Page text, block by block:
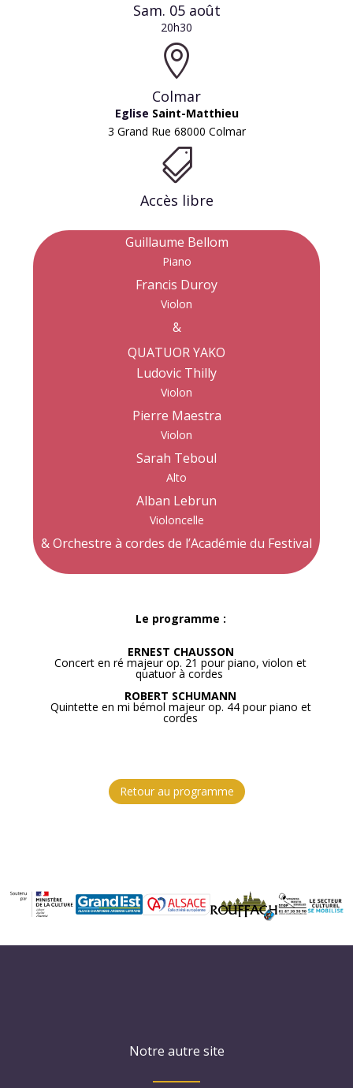
Sam. 05 août
20h30

Colmar
Eglise Saint-Matthieu
3 Grand Rue 68000 Colmar

Accès libre
Guillaume Bellom
Piano
Francis Duroy
Violon
&
QUATUOR YAKO
Ludovic Thilly
Violon
Pierre Maestra
Violon
Sarah Teboul
Alto
Alban Lebrun
Violoncelle
& Orchestre à cordes de l’Académie du Festival
Le programme :
ERNEST CHAUSSON
Concert en ré majeur op. 21 pour piano, violon et
quatuor à cordes
ROBERT SCHUMANN
Quintette en mi bémol majeur op. 44 pour piano et
cordes
Retour au programme
Notre autre site